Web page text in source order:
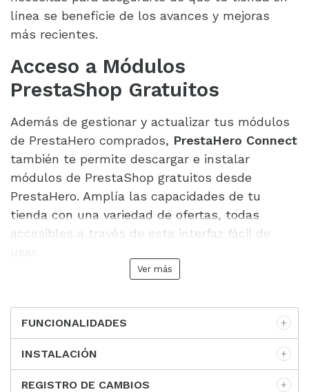
línea se beneficie de los avances y mejoras
más recientes.
Acceso a Módulos
PrestaShop Gratuitos
Además de gestionar y actualizar tus módulos
de PrestaHero comprados, PrestaHero Connect
también te permite descargar e instalar
módulos de PrestaShop gratuitos desde
PrestaHero. Amplía las capacidades de tu
tienda con una variedad de ofertas, todas
accesibles a través de esta interfaz fácil de
Ver más
FUNCIONALIDADES
INSTALACIÓN
REGISTRO DE CAMBIOS